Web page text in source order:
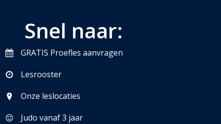
Snel naar:
GRATIS Proefles aanvragen
Lesrooster
Onze leslocaties
Judo vanaf 3 jaar